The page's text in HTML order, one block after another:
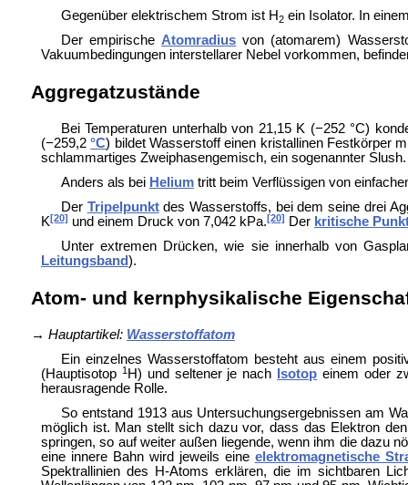
Gegenüber elektrischem Strom ist H2ein Isolator. In
Der empirischeAtomradius von (atomarem)
Vakuumbedingungen interstellarer Nebel vorkommen,
Aggregatzustände
Bei Temperaturen unterhalb von 21,15 K (−252 °C)
(−259,2°C) bildet Wasserstoff einen kristallinen Festkörper
schlammartiges Zweiphasengemisch, ein sogenannter Slush.
Anders als bei Heliumtritt beim Verflüssigen von
Der Tripelpunktdes Wasserstoffs, bei dem seine drei
K[20] und einem Druck von 7,042 kPa.[20] Der kritische
Unter extremen Drücken, wie sie innerhalb von
Leitungsband).
Atom- und kernphysikalische
→ Hauptartikel: Wasserstoffatom
Ein einzelnes Wasserstoffatom besteht aus einem
(Hauptisotop 1H) und seltener je nach Isotop einem oder
herausragende Rolle.
So entstand 1913 aus Untersuchungsergebnissen am
möglich ist. Man stellt sich dazu vor, dass das Elektron
springen, so auf weiter außen liegende, wenn ihm die dazu
eine innere Bahn wird jeweils eine elektromagnetische
Spektrallinien des H-Atoms erklären, die im sichtbaren